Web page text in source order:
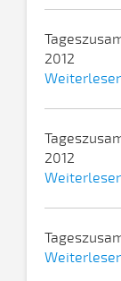
2012
2012